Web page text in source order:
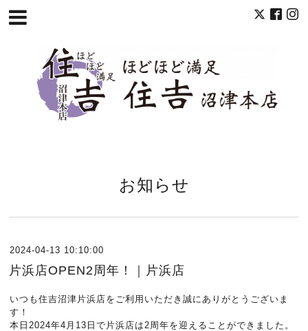
お知らせ
2024-04-13 10:10:00
片浜店OPEN2周年！｜片浜店
いつも住吉沼津片浜店をご利用いただき誠にありがとうございま
す！
本日2024年4月13日で片浜店は2周年を迎えることができました。